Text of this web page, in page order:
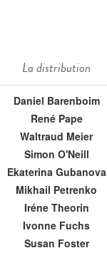
La distribution
Daniel Barenboim
René Pape
Waltraud Meier
Simon O'Neill
Ekaterina Gubanova
Mikhail Petrenko
Iréne Theorin
Ivonne Fuchs
Susan Foster